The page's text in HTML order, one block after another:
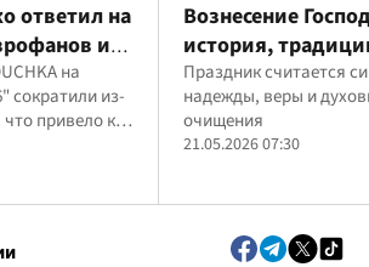
ответил на
из-
на
на
сократили из-
привело к
Вознесение
история,
главные запреты
Праздник считается
надежды, веры и
очищения
21.05.2026 07:30